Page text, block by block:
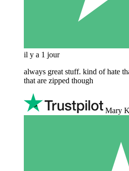
il y a 1 jour
always great stuff. kind of hate
that are zipped though
Mary